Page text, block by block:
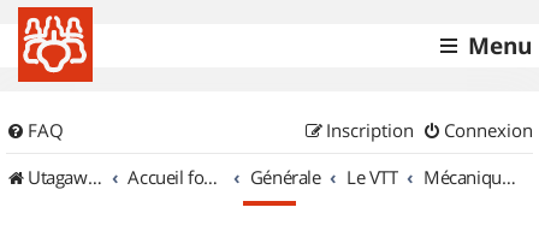
Menu
FAQ Connexion
Inscription
UtagawaVTT (Randos VTT et VTTAE avec traces GPS)
Accueil forum Générale Le VTT Mécanique et Entretiens